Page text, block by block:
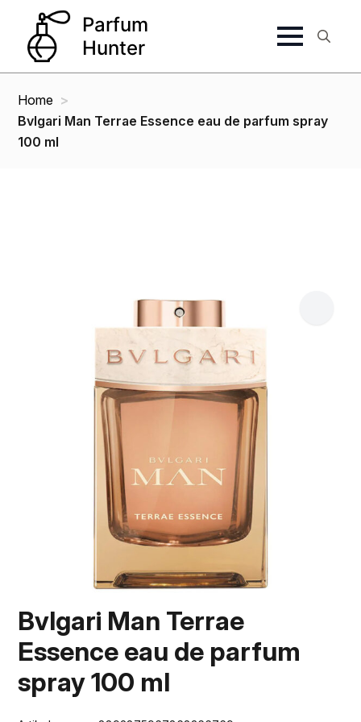
Home
Bvlgari Man Terrae Essence eau de parfum spray
100 ml
Bvlgari Man Terrae
Essence eau de parfum
spray 100 ml